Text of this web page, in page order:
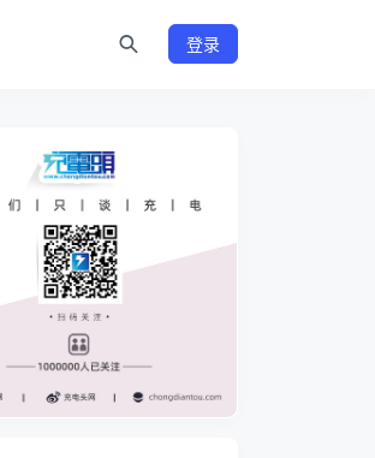
登录